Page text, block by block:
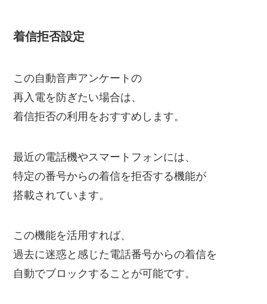
着信拒否設定
この自動音声アンケートの
再入電を防ぎたい場合は、
着信拒否の利用をおすすめします。
最近の電話機やスマートフォンには、
特定の番号からの着信を拒否する機能が
搭載されています。
この機能を活用すれば、
過去に迷惑と感じた電話番号からの着信を
自動でブロックすることが可能です。